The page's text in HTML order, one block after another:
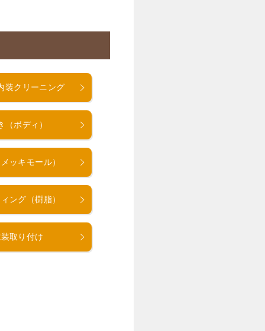
装クリーニング
（ボディ）
ッキモール）
ング（樹脂）
取り付け